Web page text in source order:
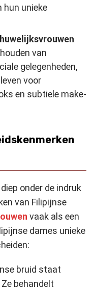
hun unieke
van
gelegenheden,
voor
en subtiele make-
onder de indruk
van Filipijnse
vaak als een
dames unieke
bruid staat
behandelt